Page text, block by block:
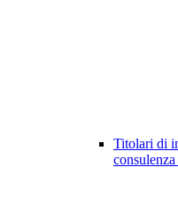
Titolari di
consulenza